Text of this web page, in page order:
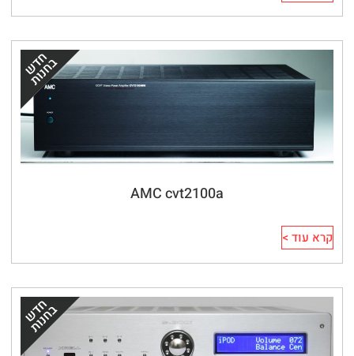
AMC cvt2100a
קרא עוד >